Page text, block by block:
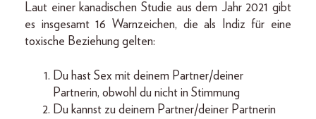
Laut einer kanadischen Studie aus dem Jahr 2021 gibt
es insgesamt 16 Warnzeichen, die als Indiz für eine
toxische Beziehung gelten:
Du hast Sex mit deinem Partner/deiner
Partnerin, obwohl du nicht in Stimmung
Du kannst zu deinem Partner/deiner Partnerin